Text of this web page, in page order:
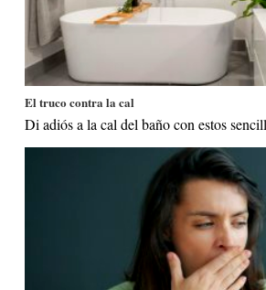
El truco contra la cal
Di adiós a la cal del baño con estos